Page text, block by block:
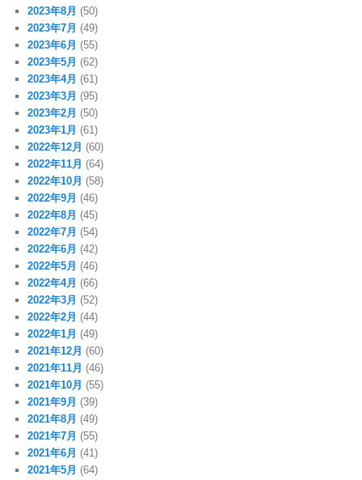
2023年8月 (50)
2023年7月 (49)
2023年6月 (55)
2023年5月 (62)
2023年4月 (61)
2023年3月 (95)
2023年2月 (50)
2023年1月 (61)
2022年12月 (60)
2022年11月 (64)
2022年10月 (58)
2022年9月 (46)
2022年8月 (45)
2022年7月 (54)
2022年6月 (42)
2022年5月 (46)
2022年4月 (66)
2022年3月 (52)
2022年2月 (44)
2022年1月 (49)
2021年12月 (60)
2021年11月 (46)
2021年10月 (55)
2021年9月 (39)
2021年8月 (49)
2021年7月 (55)
2021年6月 (41)
2021年5月 (64)